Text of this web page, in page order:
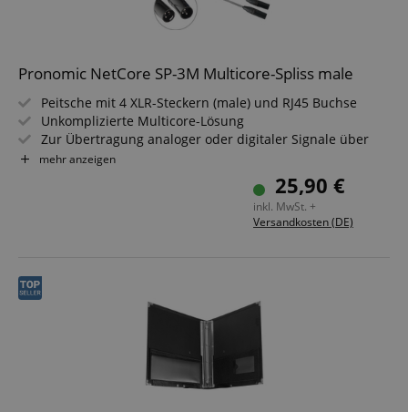
Pronomic NetCore SP-3M Multicore-Spliss male
Peitsche mit 4 XLR-Steckern (male) und RJ45 Buchse
Unkomplizierte Multicore-Lösung
Zur Übertragung analoger oder digitaler Signale über
Netzwerkkabel
Systemkomponenten beliebig kombinierbar
Betrieb nur mit geschirmten Kabeln ab Cat5 möglich
mehr anzeigen
25,90 €
inkl. MwSt. +
Versandkosten (DE)